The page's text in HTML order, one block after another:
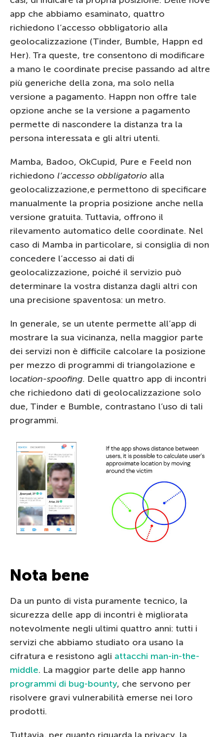
app che abbiamo esaminato, quattro
richiedono l’accesso obbligatorio alla
geolocalizzazione (Tinder, Bumble, Happn ed
Her). Tra queste, tre consentono di modificare
a mano le coordinate precise passando ad altre
più generiche della zona, ma solo nella
versione a pagamento. Happn non offre tale
opzione anche se la versione a pagamento
permette di nascondere la distanza tra la
persona interessata e gli altri utenti.
Mamba, Badoo, OkCupid, Pure e Feeld non
richiedono l’accesso obbligatorio alla
geolocalizzazione,e permettono di specificare
manualmente la propria posizione anche nella
versione gratuita. Tuttavia, offrono il
rilevamento automatico delle coordinate. Nel
caso di Mamba in particolare, si consiglia di non
concedere l’accesso ai dati di
geolocalizzazione, poiché il servizio può
determinare la vostra distanza dagli altri con
una precisione spaventosa: un metro.
In generale, se un utente permette all’app di
mostrare la sua vicinanza, nella maggior parte
dei servizi non è difficile calcolare la posizione
per mezzo di programmi di triangolazione e
location-spoofing. Delle quattro app di incontri
che richiedono dati di geolocalizzazione solo
due, Tinder e Bumble, contrastano l’uso di tali
programmi.
Nota bene
Da un punto di vista puramente tecnico, la
sicurezza delle app di incontri è migliorata
notevolmente negli ultimi quattro anni: tutti i
servizi che abbiamo studiato ora usano la
cifratura e resistono agli attacchi man-in-the-
middle. La maggior parte delle app hanno
programmi di bug-bounty, che servono per
risolvere gravi vulnerabilità emerse nei loro
prodotti.